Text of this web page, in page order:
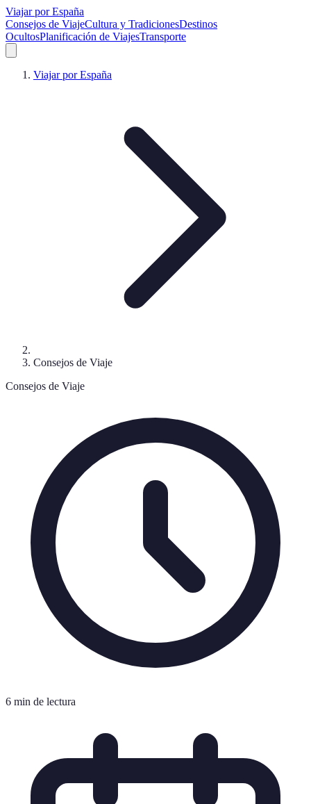
Viajar por España
Consejos de ViajeCultura y TradicionesDestinos
OcultosPlanificación de ViajesTransporte
Viajar por España
Consejos de Viaje
Consejos de Viaje
6 min de lectura